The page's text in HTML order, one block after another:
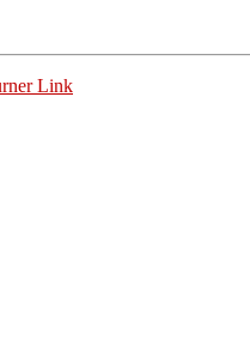
Link